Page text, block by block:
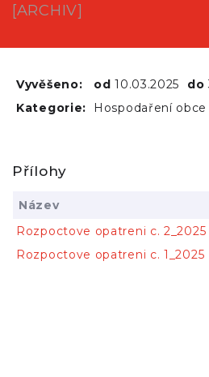
[ARCHIV]
Vyvěšeno: od10.03.2025 do
Kategorie: Hospodaření obce
Přílohy
Název
Rozpoctove opatreni c. 2_2025
Rozpoctove opatreni c. 1_2025